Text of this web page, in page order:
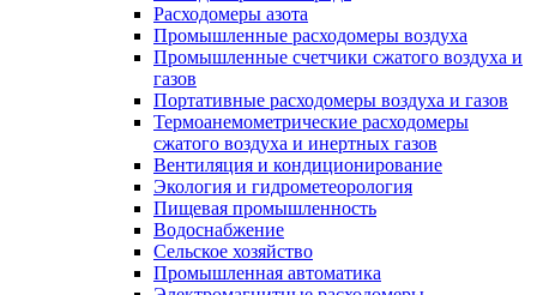
Расходомеры азота
Промышленные расходомеры воздуха
Промышленные счетчики сжатого воздуха и
газов
Портативные расходомеры воздуха и газов
Термоанемометрические расходомеры
сжатого воздуха и инертных газов
Вентиляция и кондиционирование
Экология и гидрометеорология
Пищевая промышленность
Водоснабжение
Сельское хозяйство
Промышленная автоматика